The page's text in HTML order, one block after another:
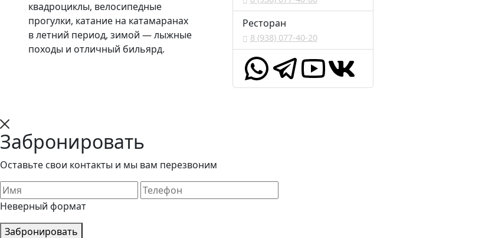
квадроциклы, велосипедные
прогулки, катание на катамаранах
в летний период, зимой — лыжные
походы и отличный бильярд.
Ресторан
8 (938) 077-40-20
Забронировать
Оставьте свои контакты и мы вам перезвоним
Неверный формат
Забронировать